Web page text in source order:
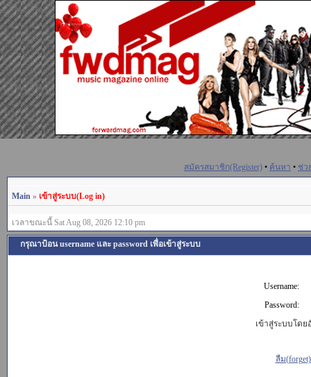
สมัครสมาชิก(Register) • ค้นหา • ช่ว
Main » เข้าสู่ระบบ(Log in)
เวลาขณะนี้ Sat Aug 08, 2026 12:10 pm
กรุณาป้อน username และ password เพื่อเข้าสู่ระบบ
Username:
Password:
เข้าสู่ระบบโดย
ลืม